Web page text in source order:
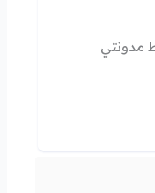
مدونتي